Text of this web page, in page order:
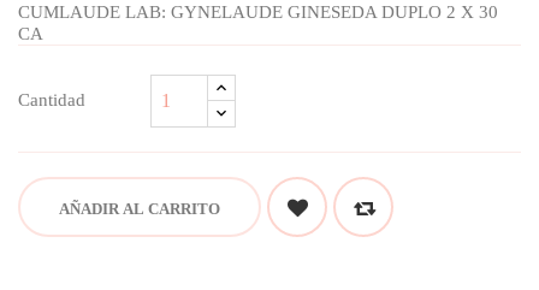
CUMLAUDE LAB: GYNELAUDE GINESEDA DUPLO 2 X 30
CA
Cantidad
AÑADIR AL CARRITO